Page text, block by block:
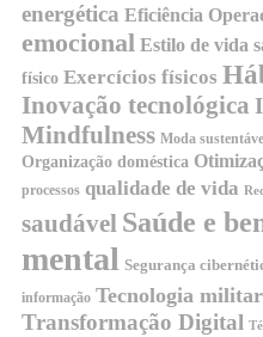
energética Eficiência
emocional Estilo de vida
físico Exercícios físicos
Inovação tecnológica
Mindfulness Moda
Organização doméstica
processos qualidade de vida
saudável Saúde e
mental Segurança
informação Tecnologia militar
Transformação Digital